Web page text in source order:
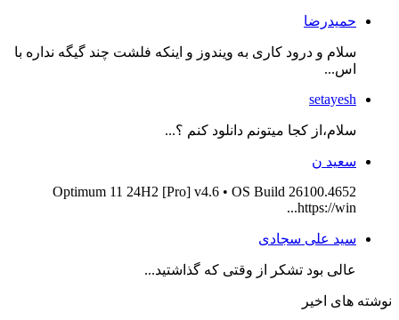
حمیدرضا
سلام و درود کاری به ویندوز و اینکه فلشت چند گیگه نداره با
اس...
setayesh
سلام،از کجا میتونم دانلود کنم ؟...
سعید ن
Optimum 11 24H2 [Pro] v4.6 • OS Build 26100.4652
https://win...
سید علی سجادی
عالی بود تشکر از وقتی که گذاشتید...
نوشته های اخیر